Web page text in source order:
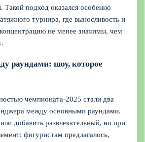
подход оказался особенно
турнира, где выносливость и
не менее значимы, чем
раундами: шоу, которое
чемпионата-2025 стали два
между основными раундами.
добавить развлекательный, но при
фигуристам предлагалось,